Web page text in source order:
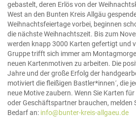
gebastelt, deren Erlös von der
West an den Bunten Kreis Allgäu
Weihnachtsfeiertage vorbei, beginnen
die nächste Weihnachtszeit. Bis zum
werden knapp 3000 Karten gefertigt und
Gruppe trifft sich immer am
neuen Kartenmotiven zu arbeiten. Die
Jahre und der große Erfolg der
motiviert die fleißigen Bastler*innen´, die
neue Motive zaubern. Wenn Sie Karten
oder Geschäftspartner brauchen, melden
Bedarf an: info@bunter-kreis-allgaeu.de